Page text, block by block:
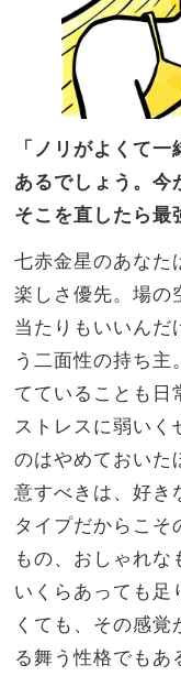
「ノリがよくて
あるでしょう。今
そこを直したら最
七赤金星のあなた
楽しさ優先。場の
当たりもいいんだ
う二面性の持ち
てていることも日
ストレスに弱いく
のはやめておいた
意すべきは、好き
タイプだからこそ
もの、おしゃれ
いくらあっても足
くても、その感
る舞う性格でもあ